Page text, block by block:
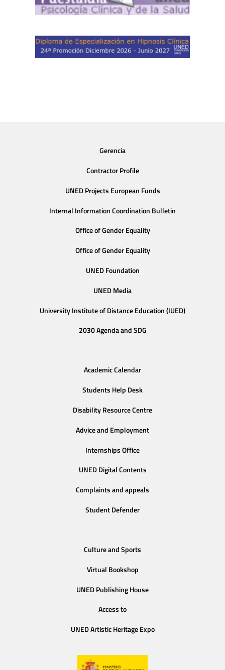
Gerencia
Contractor Profile
UNED Projects European Funds
Internal Information Coordination Bulletin
Office of Gender Equality
Office of Gender Equality
UNED Foundation
UNED Media
University Institute of Distance Education (IUED)
2030 Agenda and SDG
Academic Calendar
Students Help Desk
Disability Resource Centre
Advice and Employment
Internships Office
UNED Digital Contents
Complaints and appeals
Student Defender
Culture and Sports
Virtual Bookshop
UNED Publishing House
Access to
UNED Artistic Heritage Expo